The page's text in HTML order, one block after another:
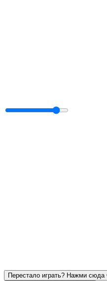
Перестало играть? Нажми сюда